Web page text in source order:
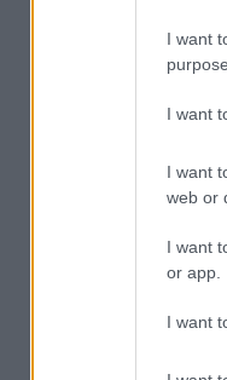
I want
I want
I want
web or
I want
or app.
I want